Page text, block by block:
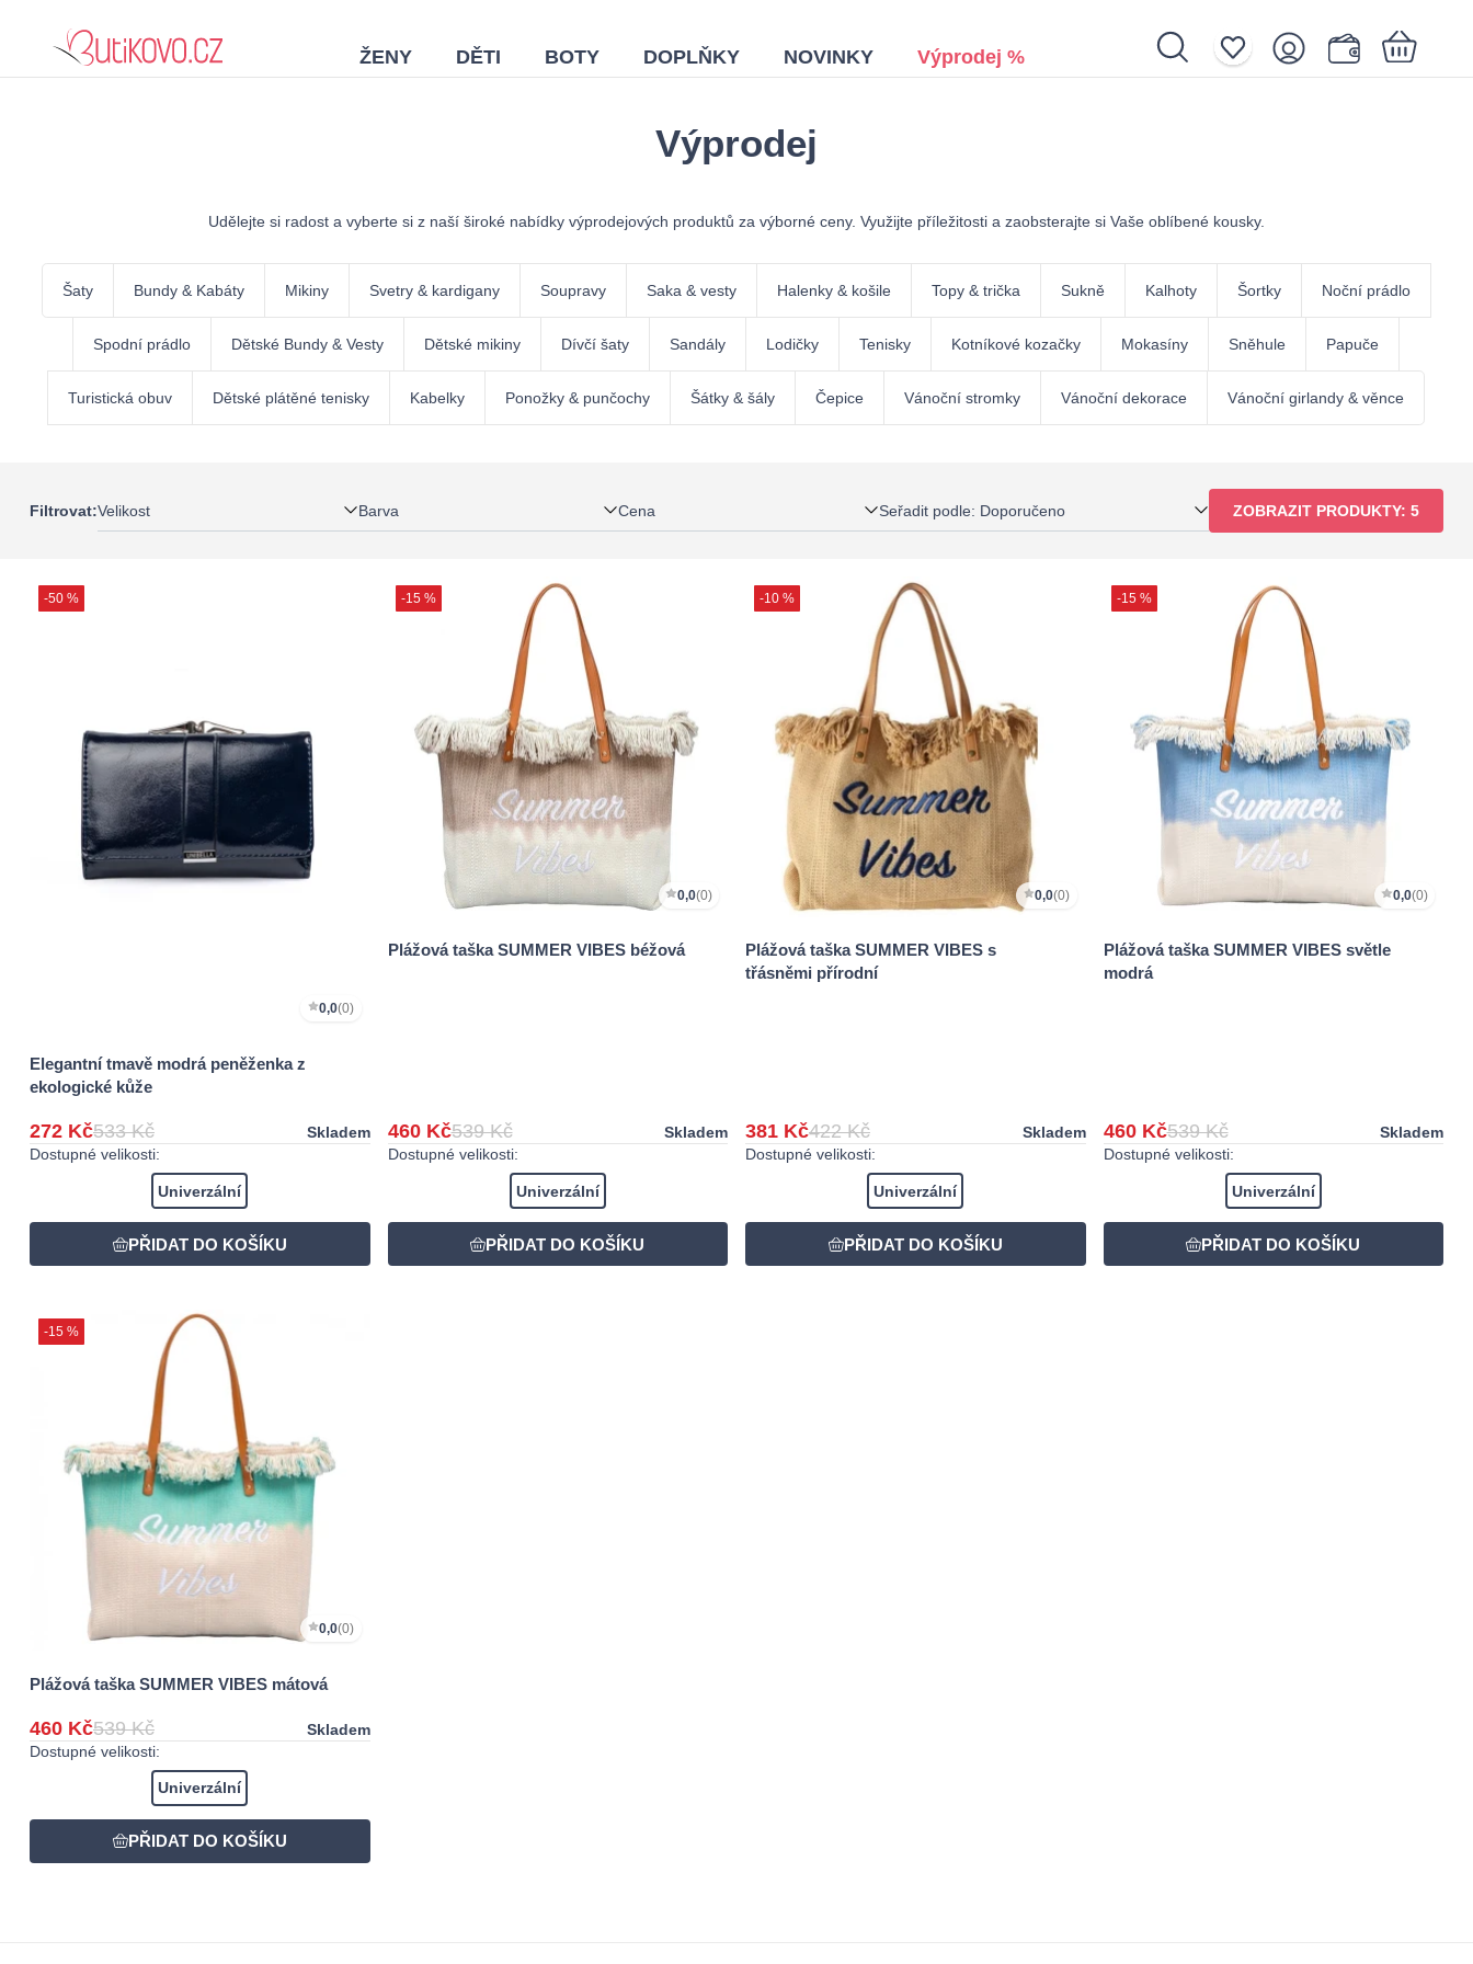
ŽENY DĚTI BOTY DOPLŇKY NOVINKY Výprodej %
Výprodej
Udělejte si radost a vyberte si z naší široké nabídky výprodejových produktů za výborné ceny. Využijte příležitosti a zaobsterajte si Vaše oblíbené kousky.
Šaty Bundy & Kabáty Mikiny Svetry & kardigany Soupravy Saka & vesty Halenky & košile Topy & trička Sukně Kalhoty Šortky Noční prádlo
Spodní prádlo Dětské Bundy & Vesty Dětské mikiny Dívčí šaty Sandály Lodičky Tenisky Kotníkové kozačky Mokasíny Sněhule Papuče
Turistická obuv Dětské plátěné tenisky Kabelky Ponožky & punčochy Šátky & šály Čepice Vánoční stromky Vánoční dekorace Vánoční girlandy & věnce
Filtrovat:Velikost Barva Cena Seřadit podle: Doporučeno ZOBRAZIT PRODUKTY: 5
-50 %
0,0(0)
Elegantní tmavě modrá peněženka z
ekologické kůže
272 Kč533 Kč
Skladem
Dostupné velikosti:
Univerzální
-15 %
0,0(0)
Plážová taška SUMMER VIBES béžová
460 Kč539 Kč
Skladem
Dostupné velikosti:
Univerzální
-10 %
0,0(0)
Plážová taška SUMMER VIBES s
třásněmi přírodní
381 Kč422 Kč
Skladem
Dostupné velikosti:
Univerzální
-15 %
0,0(0)
Plážová taška SUMMER VIBES světle
modrá
460 Kč539 Kč
Skladem
Dostupné velikosti:
Univerzální
-15 %
0,0(0)
Plážová taška SUMMER VIBES mátová
460 Kč539 Kč
Skladem
Dostupné velikosti:
Univerzální